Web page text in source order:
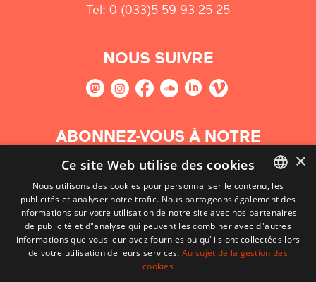
Tel: 0 (033)5 59 93 25 25
NOUS SUIVRE
ABONNEZ-VOUS À NOTRE
NEWSLETTER
S'abonner
BASQUE
FRENCH
×
Ce site Web utilise des cookies
Nous utilisons des cookies pour personnaliser le contenu, les
publicités et analyser notre trafic. Nous partageons également des
informations sur votre utilisation de notre site avec nos partenaires
de publicité et d"analyse qui peuvent les combiner avec d"autres
informations que vous leur avez fournies ou qu"ils ont collectées lors
de votre utilisation de leurs services.Au sujet de la gestion des
cookies